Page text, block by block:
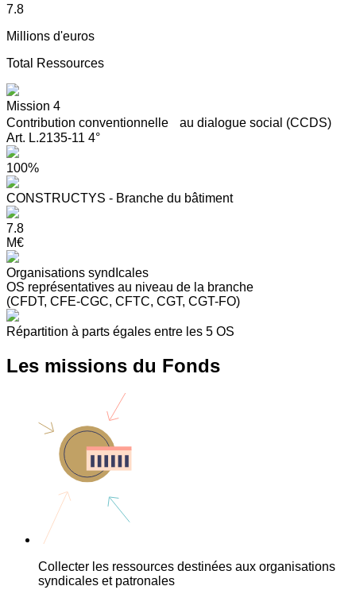
7.8
Millions d'euros
Total Ressources
Mission 4
Contribution conventionnelle au dialogue social (CCDS)
Art. L.2135-11 4°
100%
CONSTRUCTYS - Branche du bâtiment
7.8
M€
Organisations syndIcales
OS représentatives au niveau de la branche
(CFDT, CFE-CGC, CFTC, CGT, CGT-FO)
Répartition à parts égales entre les 5 OS
Les missions du Fonds
Collecter les ressources destinées aux organisations
syndicales et patronales